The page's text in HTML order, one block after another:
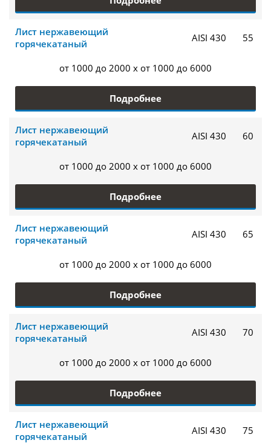
в изготовлении деталей для работы в морской
в сварных аппаратах, оборудовании для очистки
дымовых газов;
температурах.
Лист нержавеющий
горячекатаный
AISI 430 55
от 1000 до 2000 x от 1000 до 6000
Подробнее
Лист нержавеющий
горячекатаный
AISI 430 60
от 1000 до 2000 x от 1000 до 6000
Подробнее
Лист нержавеющий
горячекатаный
AISI 430 65
от 1000 до 2000 x от 1000 до 6000
Подробнее
Лист нержавеющий
горячекатаный
AISI 430 70
от 1000 до 2000 x от 1000 до 6000
Подробнее
Лист нержавеющий
горячекатаный
AISI 430 75